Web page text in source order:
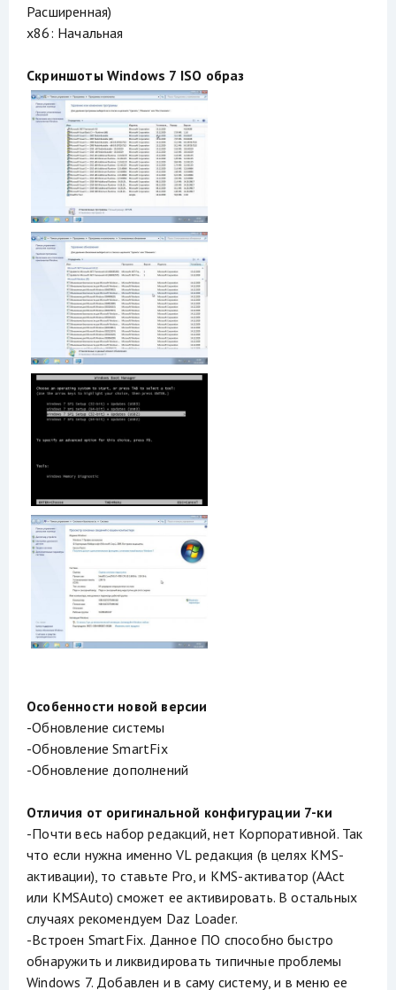
Расширенная)
х86: Начальная
Скриншоты Windows 7 ISO образ
Особенности новой версии
-Обновление системы
-Обновление SmartFix
-Обновление дополнений
Отличия от оригинальной конфигурации 7-ки
-Почти весь набор редакций, нет Корпоративной. Так
что если нужна именно VL редакция (в целях KMS-
активации), то ставьте Pro, и KMS-активатор (AAct
или KMSAuto) сможет ее активировать. В остальных
случаях рекомендуем Daz Loader.
-Встроен SmartFix. Данное ПО способно быстро
обнаружить и ликвидировать типичные проблемы
Windows 7. Добавлен и в саму систему, и в меню ее